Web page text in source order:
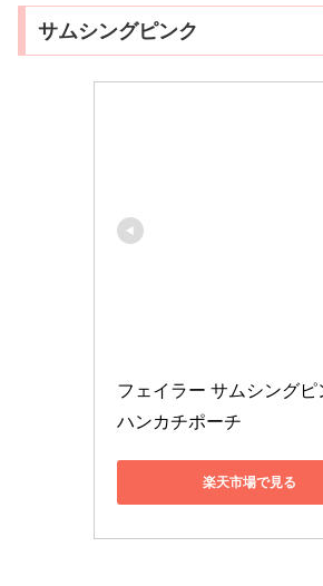
サムシングピンク
フェイラー サムシング
ハンカチポーチ
楽天市場で見る